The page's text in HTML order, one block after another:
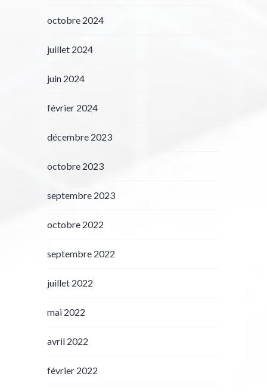
octobre 2024
juillet 2024
juin 2024
février 2024
décembre 2023
octobre 2023
septembre 2023
octobre 2022
septembre 2022
juillet 2022
mai 2022
avril 2022
février 2022